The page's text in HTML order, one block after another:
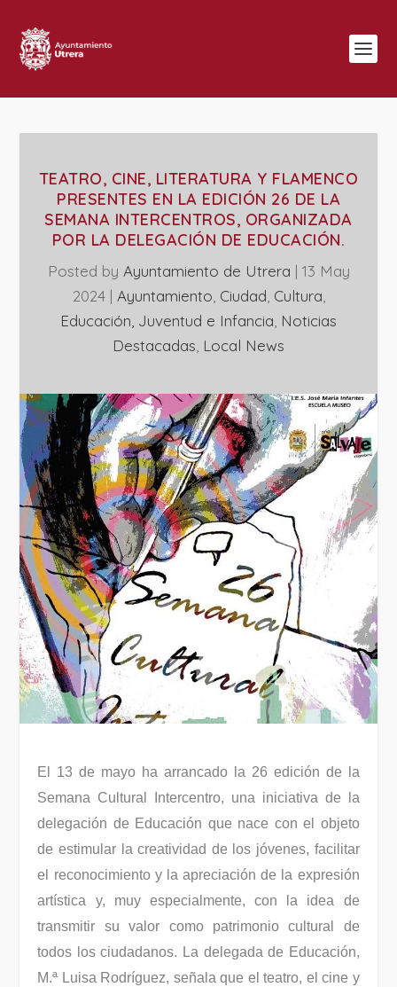
TEATRO, CINE, LITERATURA Y FLAMENCO
PRESENTES EN LA EDICIÓN 26 DE LA
SEMANA INTERCENTROS, ORGANIZADA
POR LA DELEGACIÓN DE EDUCACIÓN.
Posted by Ayuntamiento de Utrera | 13 May
2024| Ayuntamiento Ciudad Cultura
Educación, Juventud e Infancia Noticias
Destacadas Local News
El 13 de mayo ha arrancado la 26 edición de la
Semana Cultural Intercentro, una iniciativa de la
delegación de Educación que nace con el objeto
de estimular la creatividad de los jóvenes, facilitar
el reconocimiento y la apreciación de la expresión
artística y, muy especialmente, con la idea de
transmitir su valor como patrimonio cultural de
todos los ciudadanos. La delegada de Educación,
M.ª Luisa Rodríguez, señala que el teatro, el cine y